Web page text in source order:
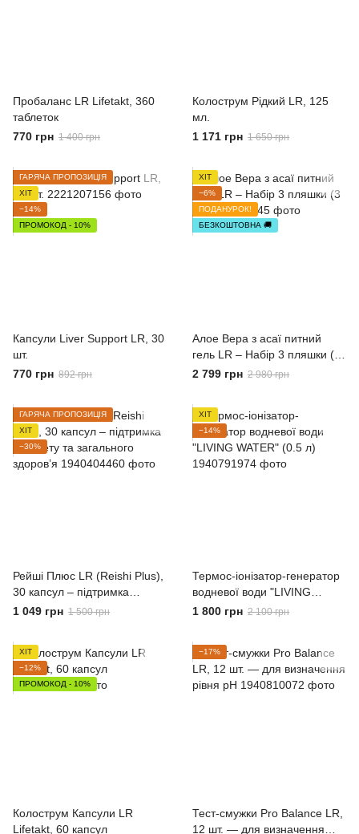
Пробаланс LR Lifetakt, 360
таблеток
770 грн 1 400 грн
Колострум Рідкий LR, 125
мл.
1 171 грн 1 650 грн
ГАРЯЧА ПРОПОЗИЦІЯ
ХІТ
−14%
ПРОМОКОД - 10%
Капсули Liver Support LR, 30
шт.
770 грн 892 грн
ХІТ
−6%
ПОДАНУРОК!
БЕЗКОШТОВНА 🚚
Алое Вера з асаї питний
гель LR – Набір 3 пляшки (3
л)
2 799 грн 2 980 грн
ГАРЯЧА ПРОПОЗИЦІЯ
ХІТ
−30%
Рейші Плюс LR (Reishi Plus),
30 капсул – підтримка
імунітету та загального
1 049 грн 1 500 грн
ХІТ
−14%
Термос-іонізатор-генератор
водневої води "LIVING
WATER" (0.5 л)
1 800 грн 2 100 грн
ХІТ
−12%
ПРОМОКОД - 10%
Колострум Капсули LR
Lifetakt, 60 капсул
−17%
Тест-смужки Pro Balance LR,
12 шт. — для визначення